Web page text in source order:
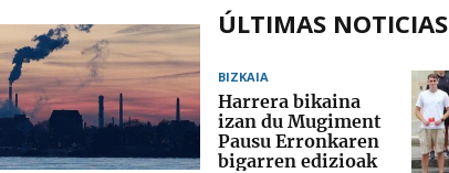
ÚLTIMAS NOTICIAS
BIZKAIA
Harrera bikaina
izan du Mugiment
Pausu Erronkaren
bigarren edizioak